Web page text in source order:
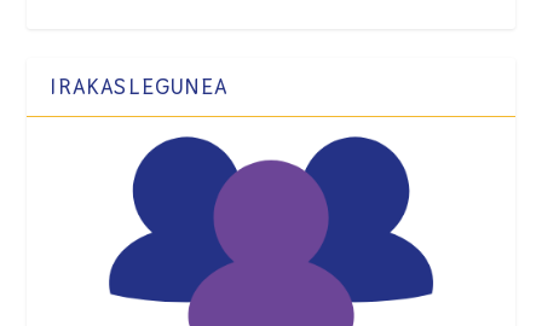
IRAKASLEGUNEA